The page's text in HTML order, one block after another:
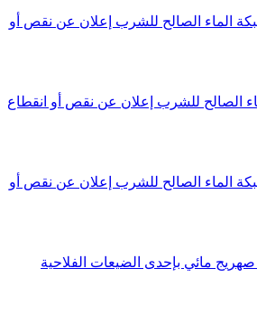
الماء الصالح للشرب إعلان عن نقص أو
الصالح للشرب إعلان عن نقص أو انقطاع
الماء الصالح للشرب إعلان عن نقص أو
مائي بإحدى الضيعات الفلاحية